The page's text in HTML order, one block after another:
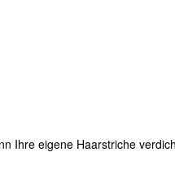
Ihre eigene Haarstriche